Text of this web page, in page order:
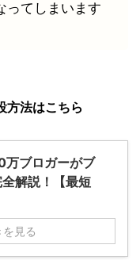
ってしまいます
法はこちら
万ブロガーがブ
解説！【最短
を見る